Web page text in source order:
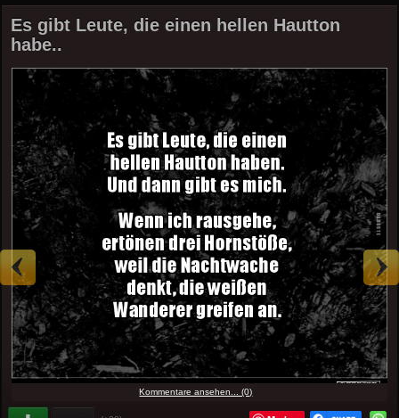
Es gibt Leute, die einen hellen Hautton
habe..
Kommentare ansehen... (0)